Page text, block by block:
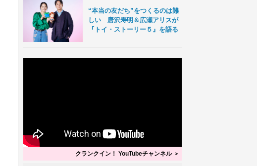
“本当の友だち”をつくるのは難
しい 唐沢寿明＆広瀬アリスが
『トイ・ストーリー５』を語る
クランクイン！ YouTubeチャンネル ＞